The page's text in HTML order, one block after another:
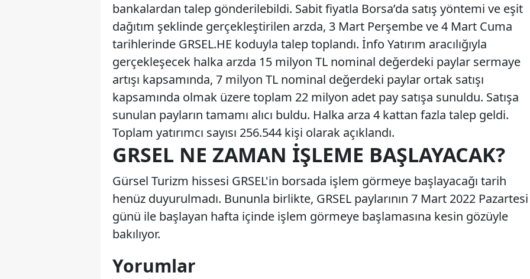
bankalardan talep gönderilebildi. Sabit fiyatla Borsa’da satış yöntemi ve eşit
dağıtım şeklinde gerçekleştirilen arzda, 3 Mart Perşembe ve 4 Mart Cuma
tarihlerinde GRSEL.HE koduyla talep toplandı. İnfo Yatırım aracılığıyla
gerçekleşecek halka arzda 15 milyon TL nominal değerdeki paylar sermaye
artışı kapsamında, 7 milyon TL nominal değerdeki paylar ortak satışı
kapsamında olmak üzere toplam 22 milyon adet pay satışa sunuldu. Satışa
sunulan payların tamamı alıcı buldu. Halka arza 4 kattan fazla talep geldi.
Toplam yatırımcı sayısı 256.544 kişi olarak açıklandı.
GRSEL NE ZAMAN İŞLEME BAŞLAYACAK?
Gürsel Turizm hissesi GRSEL'in borsada işlem görmeye başlayacağı tarih
henüz duyurulmadı. Bununla birlikte, GRSEL paylarının 7 Mart 2022 Pazartesi
günü ile başlayan hafta içinde işlem görmeye başlamasına kesin gözüyle
bakılıyor.
Yorumlar